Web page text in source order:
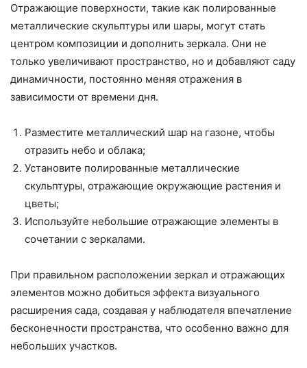
Отражающие поверхности, такие как полированные
металлические скульптуры или шары, могут стать
центром композиции и дополнить зеркала. Они не
только увеличивают пространство, но и добавляют саду
динамичности, постоянно меняя отражения в
зависимости от времени дня.
Разместите металлический шар на газоне, чтобы
отразить небо и облака;
Установите полированные металлические
скульптуры, отражающие окружающие растения и
цветы;
Используйте небольшие отражающие элементы в
сочетании с зеркалами.
При правильном расположении зеркал и отражающих
элементов можно добиться эффекта визуального
расширения сада, создавая у наблюдателя впечатление
бесконечности пространства, что особенно важно для
небольших участков.